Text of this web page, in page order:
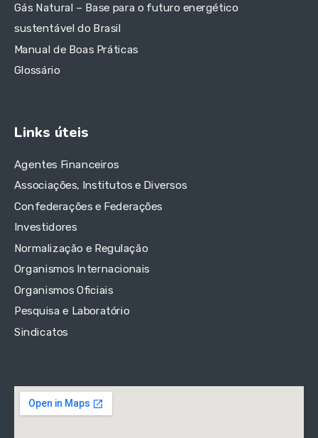
Gás Natural – Base para o futuro energético
sustentável do Brasil
Manual de Boas Práticas
Glossário
Links úteis
Agentes Financeiros
Associações, Institutos e Diversos
Confederações e Federações
Investidores
Normalização e Regulação
Organismos Internacionais
Organismos Oficiais
Pesquisa e Laboratório
Sindicatos